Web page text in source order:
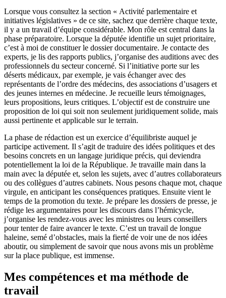
Lorsque vous consultez la section « Activité parlementaire et
initiatives législatives » de ce site, sachez que derrière chaque texte,
il y a un travail d’équipe considérable. Mon rôle est central dans la
phase préparatoire. Lorsque la députée identifie un sujet prioritaire,
c’est à moi de constituer le dossier documentaire. Je contacte des
experts, je lis des rapports publics, j’organise des auditions avec des
professionnels du secteur concerné. Si l’initiative porte sur les
déserts médicaux, par exemple, je vais échanger avec des
représentants de l’ordre des médecins, des associations d’usagers et
des jeunes internes en médecine. Je recueille leurs témoignages,
leurs propositions, leurs critiques. L’objectif est de construire une
proposition de loi qui soit non seulement juridiquement solide, mais
aussi pertinente et applicable sur le terrain.
La phase de rédaction est un exercice d’équilibriste auquel je
participe activement. Il s’agit de traduire des idées politiques et des
besoins concrets en un langage juridique précis, qui deviendra
potentiellement la loi de la République. Je travaille main dans la
main avec la députée et, selon les sujets, avec d’autres collaborateurs
ou des collègues d’autres cabinets. Nous pesons chaque mot, chaque
virgule, en anticipant les conséquences pratiques. Ensuite vient le
temps de la promotion du texte. Je prépare les dossiers de presse, je
rédige les argumentaires pour les discours dans l’hémicycle,
j’organise les rendez-vous avec les ministres ou leurs conseillers
pour tenter de faire avancer le texte. C’est un travail de longue
haleine, semé d’obstacles, mais la fierté de voir une de nos idées
aboutir, ou simplement de savoir que nous avons mis un problème
sur la place publique, est immense.
Mes compétences et ma méthode de
travail